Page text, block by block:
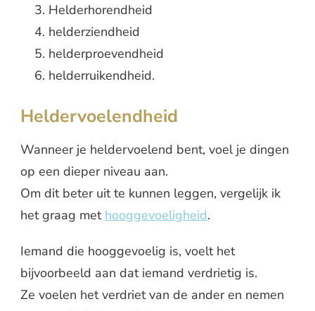
Helderhorendheid
helderziendheid
helderproevendheid
helderruikendheid.
Heldervoelendheid
Wanneer je heldervoelend bent, voel je dingen
op een dieper niveau aan.
Om dit beter uit te kunnen leggen, vergelijk ik
het graag met hooggevoeligheid.
Iemand die hooggevoelig is, voelt het
bijvoorbeeld aan dat iemand verdrietig is.
Ze voelen het verdriet van de ander en nemen